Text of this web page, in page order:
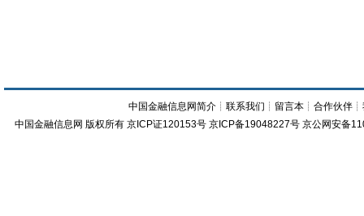
中国金融信息网简介 ┊联系我们 ┊ 留言本 ┊合作伙伴 ┊
中国金融信息网 版权所有 京ICP证120153号 京ICP备19048227号 京公网安备